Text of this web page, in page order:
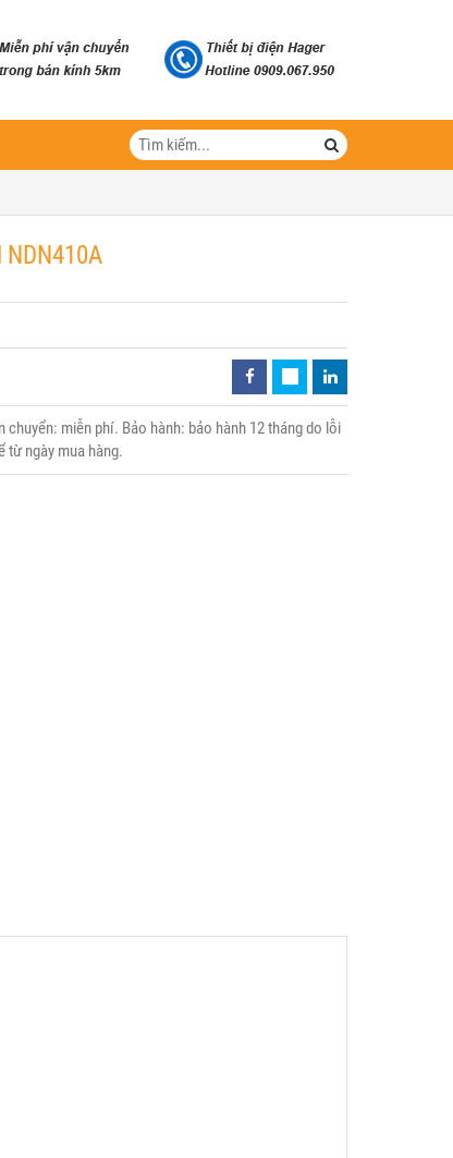
miễn phí. Bảo hành: bảo hành 12 tháng do lỗi
từ ngày mua hàng.